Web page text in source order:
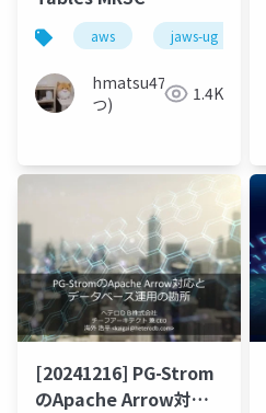
pgvector 0.8.0・
caching_sha2_password
関連アップデート
aws jaws-ug
hmatsu47(ま
つ)
1.4K
[20241216] PG-Strom
のApache Arrow対応